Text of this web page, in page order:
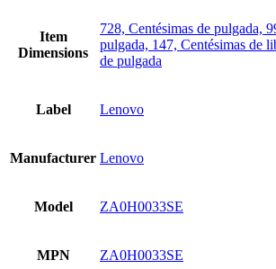
Item
Dimensions
728, Centésimas de pulgada,
pulgada, 147, Centésimas de
de pulgada
Label Lenovo
Manufacturer Lenovo
Model ZA0H0033SE
MPN ZA0H0033SE